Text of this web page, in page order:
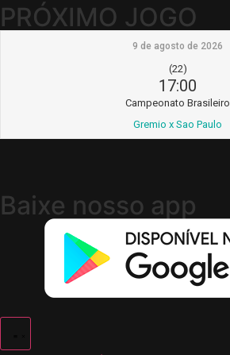
PRÓXIMO JOGO
9 de agosto de 2026
(22)
17:00
Campeonato Brasileiro
Gremio x Sao Paulo
Baixe nosso app